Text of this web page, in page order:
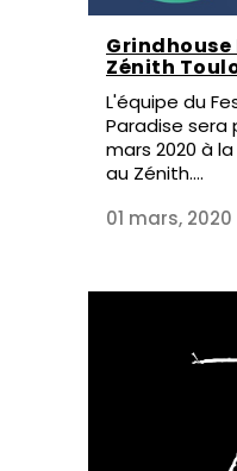
Grindhouse
Zénith
L'équipe du
Paradise sera
mars 2020 à
au Zénith....
01 mars, 2020